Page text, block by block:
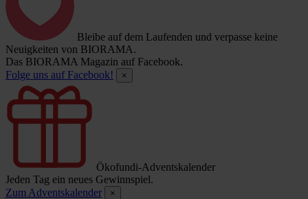
Bleibe auf dem Laufenden und verpasse keine
Neuigkeiten von BIORAMA.
Das BIORAMA Magazin auf Facebook.
Folge uns auf Facebook!
×
Ökofundi-Adventskalender
Jeden Tag ein neues Gewinnspiel.
Zum Adventskalender
×